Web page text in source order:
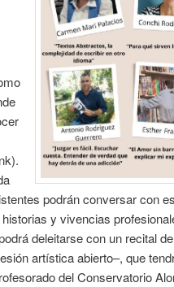
podrán conversar con
y vivencias
deleitarse con un recital
artística abierto–, que
del Conservatorio